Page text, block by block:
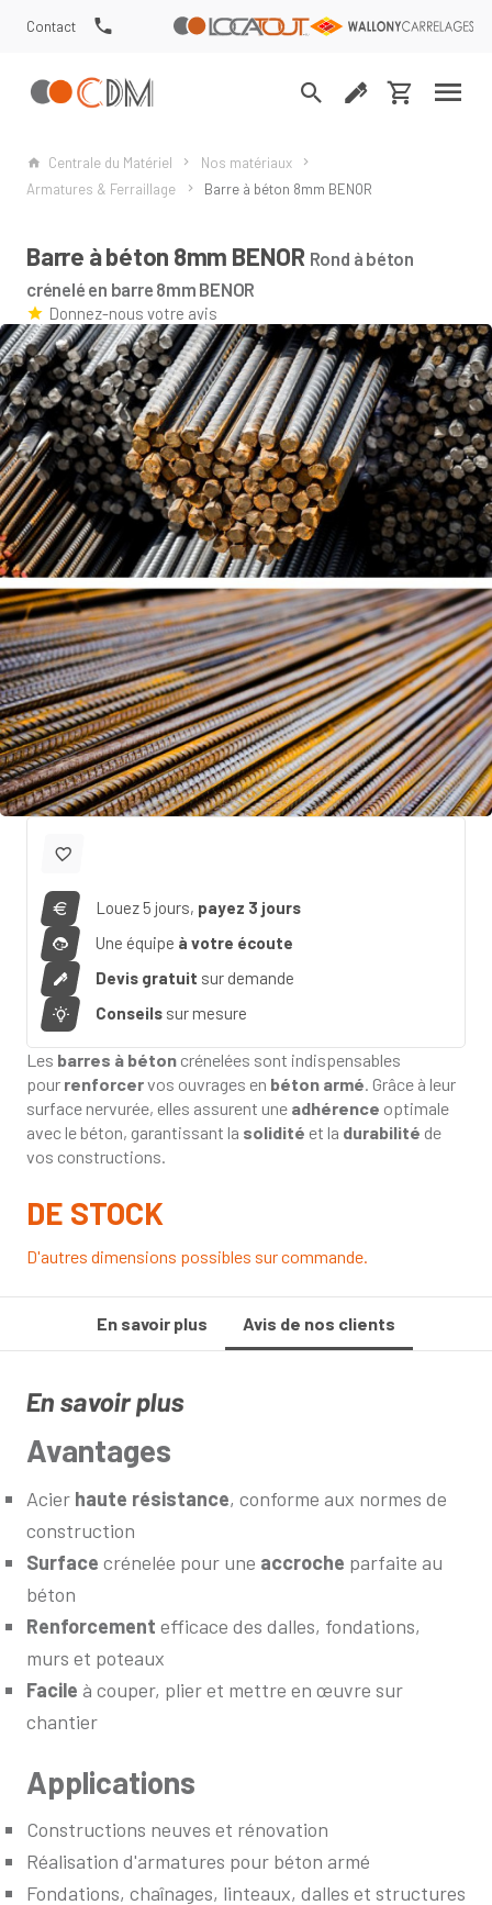
Contact
Centrale du Matériel
Nos matériaux
Armatures & Ferraillage
Barre à béton 8mm BENOR
Barre à béton 8mm BENOR Rond à béton
crénelé en barre 8mm BENOR
Donnez-nous votre avis
Louez 5 jours, payez 3 jours
Une équipe à votre écoute
Devis gratuit sur demande
Conseils sur mesure
Les barres à béton crénelées sont indispensables
pour renforcervos ouvrages en béton armé. Grâce à leur
surface nervurée, elles assurent une adhérence optimale
avec le béton, garantissant la solidité et la durabilité de
vos constructions.
DE STOCK
D'autres dimensions possibles sur commande.
En savoir plus Avis de nos clients
En savoir plus
Avantages
Acier haute résistance, conforme aux normes de
construction
Surface crénelée pour une accroche parfaite au
béton
Renforcement efficace des dalles, fondations,
murs et poteaux
Facile à couper, plier et mettre en œuvre sur
chantier
Applications
Constructions neuves et rénovation
Réalisation d'armatures pour béton armé
Fondations, chaînages, linteaux, dalles et structures